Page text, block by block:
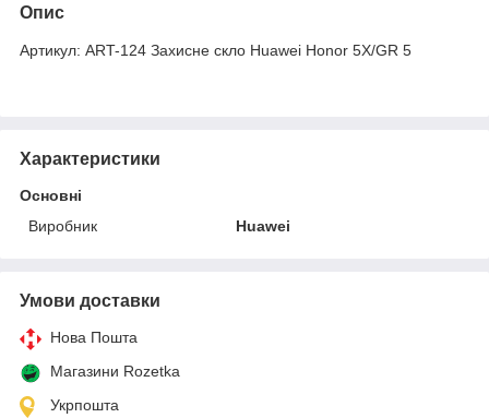
Опис
Артикул: ART-124 Захисне скло Huawei Honor 5X/GR 5
Характеристики
Основні
Виробник
Huawei
Умови доставки
Нова Пошта
Магазини Rozetka
Укрпошта